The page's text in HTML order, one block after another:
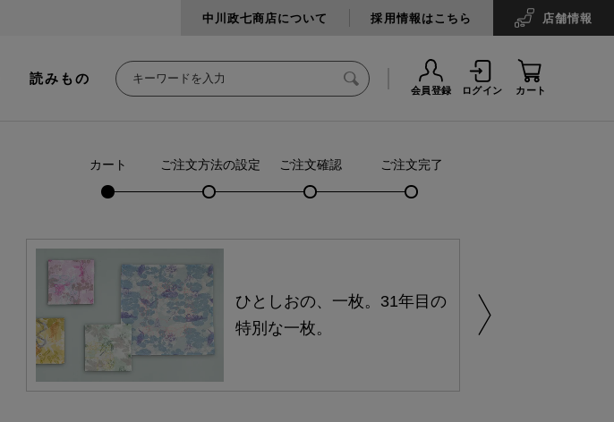
中川政七商店について 採用情報はこちら 店舗情報
読みもの
会員登録 ログイン カート
カート ご注文方法の設定 ご注文確認 ご注文完了
ひとしおの、一枚。31年目の
特別な一枚。